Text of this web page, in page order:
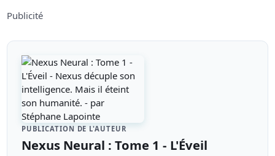
Publicité
PUBLICATION DE L'AUTEUR
Nexus Neural : Tome 1 - L'Éveil